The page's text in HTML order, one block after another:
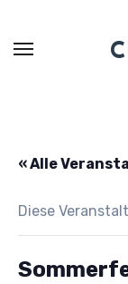
« Alle
Diese